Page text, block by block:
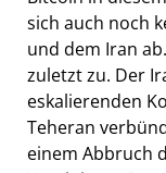
sich auch noch
und dem Iran
zuletzt zu. Der
eskalierenden
Teheran
einem Abbruch